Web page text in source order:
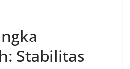
Stabilitas